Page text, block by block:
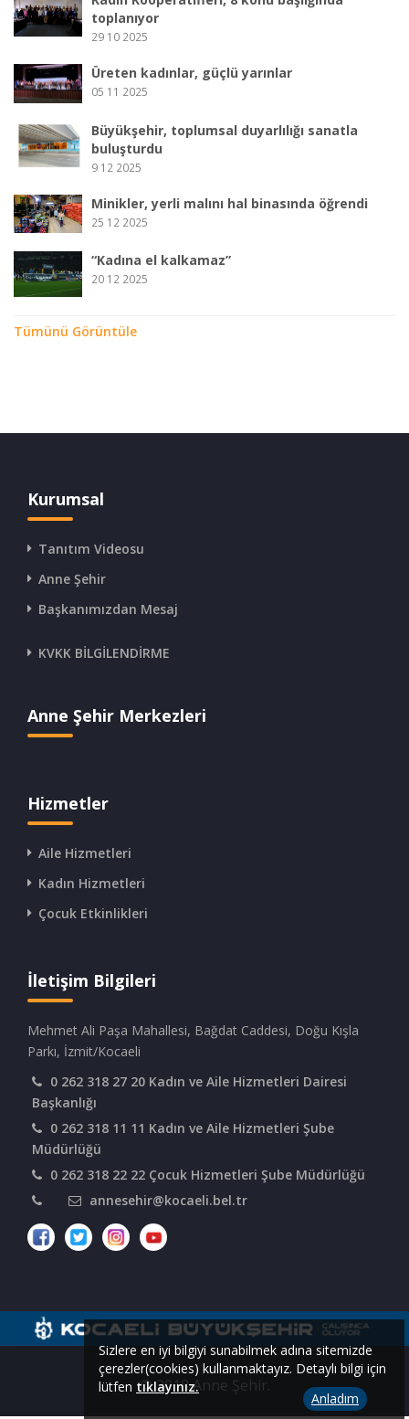
toplanıyor
29 10 2025
Üreten kadınlar, güçlü yarınlar
05 11 2025
Büyükşehir, toplumsal duyarlılığı sanatla
buluşturdu
9 12 2025
Minikler, yerli malını hal binasında öğrendi
25 12 2025
“Kadına el kalkamaz”
20 12 2025
Tümünü Görüntüle
Kurumsal
Tanıtım Videosu
Anne Şehir
Başkanımızdan Mesaj
KVKK BİLGİLENDİRME
Anne Şehir Merkezleri
Hizmetler
Aile Hizmetleri
Kadın Hizmetleri
Çocuk Etkinlikleri
İletişim Bilgileri
Mehmet Ali Paşa Mahallesi, Bağdat Caddesi, Doğu Kışla
Parkı, İzmit/Kocaeli
0 262 318 27 20 Kadın ve Aile Hizmetleri Dairesi
Başkanlığı
0 262 318 11 11 Kadın ve Aile Hizmetleri Şube
Müdürlüğü
0 262 318 22 22 Çocuk Hizmetleri Şube Müdürlüğü
annesehir@kocaeli.bel.tr
© 2018 Anne Şehir.
Sizlere en iyi bilgiyi sunabilmek adına sitemizde
çerezler(cookies) kullanmaktayız. Detaylı bilgi için
lütfen tıklayınız.
Anladım